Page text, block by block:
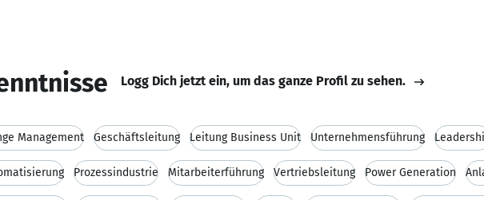
Logg Dich jetzt ein, um das ganze Profil zu sehen.
Management Geschäftsleitung Leitung Business Unit Unternehmensführung
Prozessindustrie Mitarbeiterführung Vertriebsleitung Power Generation